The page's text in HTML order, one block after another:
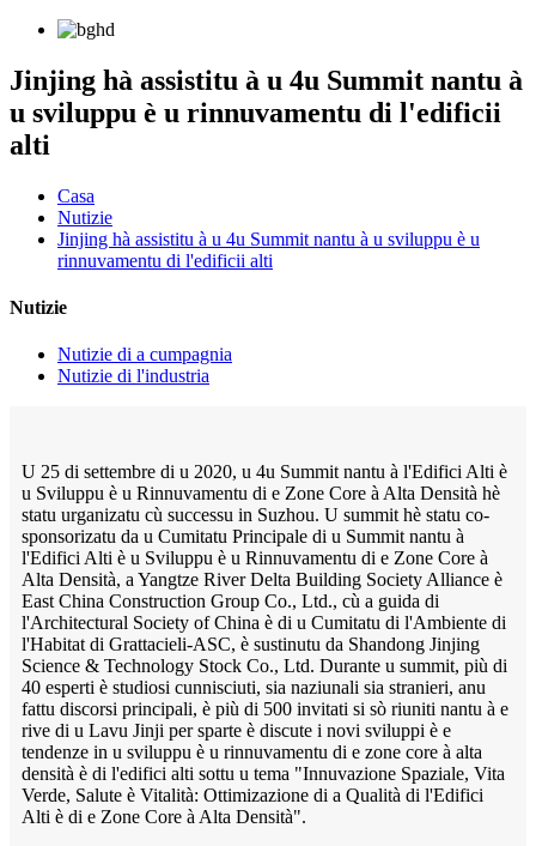
Jinjing hà assistitu à u 4u Summit nantu à
u sviluppu è u rinnuvamentu di l'edificii
alti
Casa
Nutizie
Jinjing hà assistitu à u 4u Summit nantu à u sviluppu è u
rinnuvamentu di l'edificii alti
Nutizie
Nutizie di a cumpagnia
Nutizie di l'industria
U 25 di settembre di u 2020, u 4u Summit nantu à l'Edifici Alti è
u Sviluppu è u Rinnuvamentu di e Zone Core à Alta Densità hè
statu urganizatu cù successu in Suzhou. U summit hè statu co-
sponsorizatu da u Cumitatu Principale di u Summit nantu à
l'Edifici Alti è u Sviluppu è u Rinnuvamentu di e Zone Core à
Alta Densità, a Yangtze River Delta Building Society Alliance è
East China Construction Group Co., Ltd., cù a guida di
l'Architectural Society of China è di u Cumitatu di l'Ambiente di
l'Habitat di Grattacieli-ASC, è sustinutu da Shandong Jinjing
Science & Technology Stock Co., Ltd. Durante u summit, più di
40 esperti è studiosi cunnisciuti, sia naziunali sia stranieri, anu
fattu discorsi principali, è più di 500 invitati si sò riuniti nantu à e
rive di u Lavu Jinji per sparte è discute i novi sviluppi è e
tendenze in u sviluppu è u rinnuvamentu di e zone core à alta
densità è di l'edifici alti sottu u tema "Innuvazione Spaziale, Vita
Verde, Salute è Vitalità: Ottimizazione di a Qualità di l'Edifici
Alti è di e Zone Core à Alta Densità".